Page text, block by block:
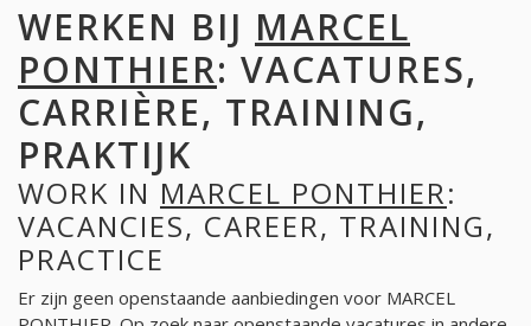
WERKEN BIJ MARCEL
PONTHIER: VACATURES,
CARRIÈRE, TRAINING,
PRAKTIJK
WORK IN MARCEL PONTHIER:
VACANCIES, CAREER, TRAINING,
PRACTICE
Er zijn geen openstaande aanbiedingen voor MARCEL